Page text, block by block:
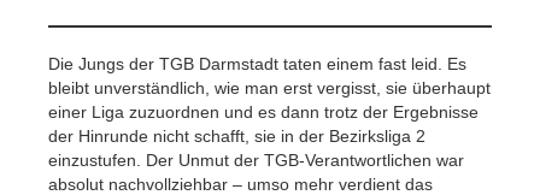
Die Jungs der TGB Darmstadt taten einem fast leid. Es
bleibt unverständlich, wie man erst vergisst, sie überhaupt
einer Liga zuzuordnen und es dann trotz der Ergebnisse
der Hinrunde nicht schafft, sie in der Bezirksliga 2
einzustufen. Der Unmut der TGB-Verantwortlichen war
absolut nachvollziehbar – umso mehr verdient das